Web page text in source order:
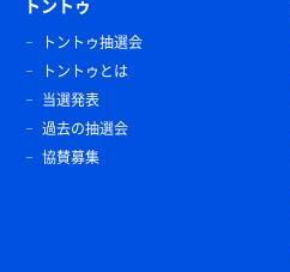
トントゥ抽選会
トントゥとは
当選発表
過去の抽選会
協賛募集